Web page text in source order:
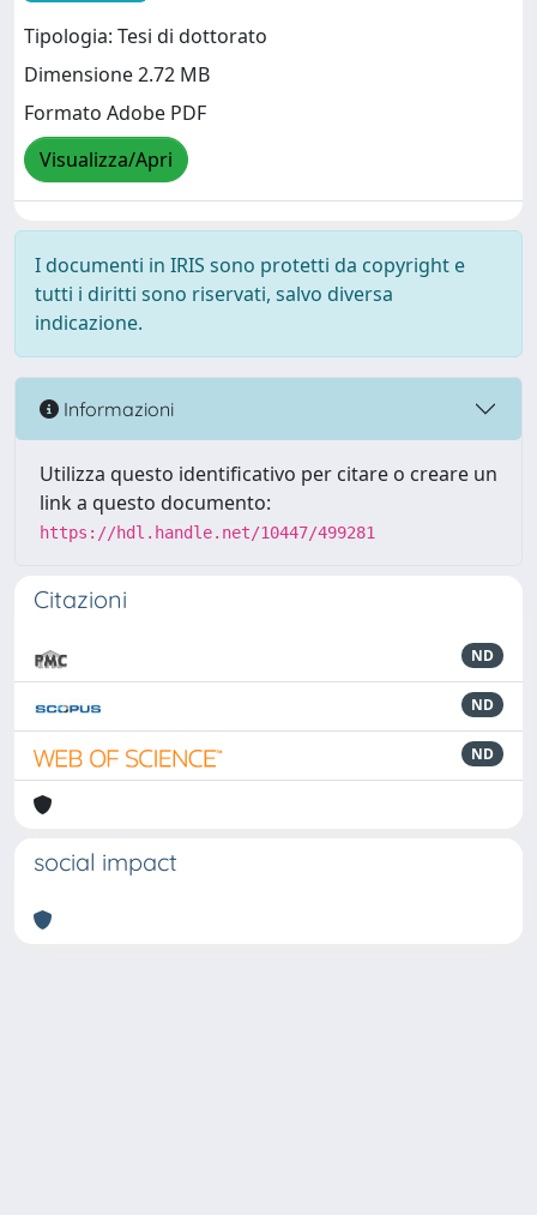
Tipologia: Tesi di dottorato
Dimensione 2.72 MB
Formato Adobe PDF
Visualizza/Apri
I documenti in IRIS sono protetti da copyright e
tutti i diritti sono riservati, salvo diversa
indicazione.
Informazioni
Utilizza questo identificativo per citare o creare un
link a questo documento:
https://hdl.handle.net/10447/499281
Citazioni
ND
ND
ND
social impact